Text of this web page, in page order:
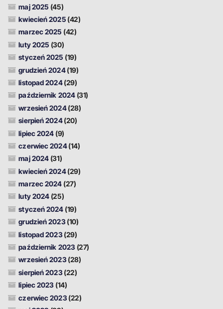
maj 2025 (45)
kwiecień 2025 (42)
marzec 2025 (42)
luty 2025 (30)
styczeń 2025 (19)
grudzień 2024(19)
listopad 2024(29)
październik 2024(31)
wrzesień 2024(28)
sierpień 2024(20)
lipiec 2024 (9)
czerwiec 2024(14)
maj 2024 (31)
kwiecień 2024(29)
marzec 2024 (27)
luty 2024 (25)
styczeń 2024 (19)
grudzień 2023(10)
listopad 2023(29)
październik 2023(27)
wrzesień 2023(28)
sierpień 2023(22)
lipiec 2023 (14)
czerwiec 2023(22)